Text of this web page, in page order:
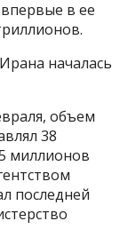
в ее
началась
объем
38
миллионов
последней